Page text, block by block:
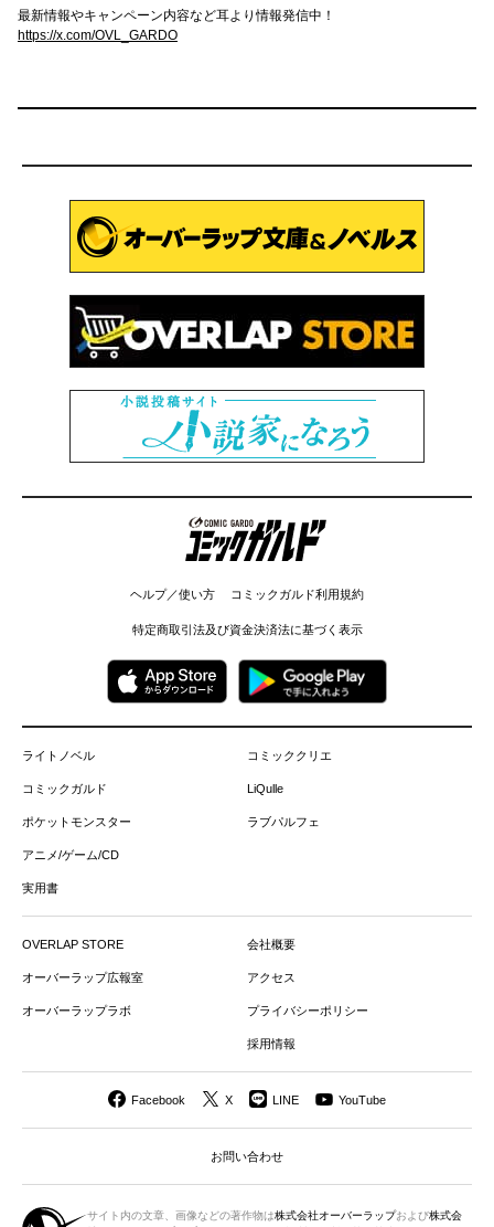
最新情報やキャンペーン内容など耳より情報発信中！
https://x.com/OVL_GARDO
コミックガルド
ヘルプ／使い方 コミックガルド利用規約
特定商取引法及び資金決済法に基づく表示
ライトノベル
コミックガルド
ポケットモンスター
アニメ/ゲーム/CD
実用書
コミッククリエ
LiQulle
ラブパルフェ
OVERLAP STORE
オーバーラップ広報室
オーバーラップラボ
会社概要
アクセス
プライバシーポリシー
採用情報
Facebook X LINE YouTube
お問い合わせ
サイト内の文章、画像などの著作物は株式会社オーバーラップおよび株式会